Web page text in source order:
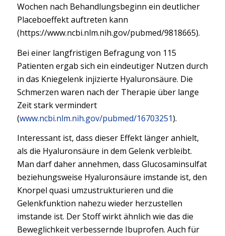
Wochen nach Behandlungsbeginn ein deutlicher
Placeboeffekt auftreten kann
(https://www.ncbi.nlm.nih.gov/pubmed/9818665).
Bei einer langfristigen Befragung von 115
Patienten ergab sich ein eindeutiger Nutzen durch
in das Kniegelenk injizierte Hyaluronsäure. Die
Schmerzen waren nach der Therapie über lange
Zeit stark vermindert
(www.ncbi.nlm.nih.gov/pubmed/16703251).
Interessant ist, dass dieser Effekt länger anhielt,
als die Hyaluronsäure in dem Gelenk verbleibt.
Man darf daher annehmen, dass Glucosaminsulfat
beziehungsweise Hyaluronsäure imstande ist, den
Knorpel quasi umzustrukturieren und die
Gelenkfunktion nahezu wieder herzustellen
imstande ist. Der Stoff wirkt ähnlich wie das die
Beweglichkeit verbessernde Ibuprofen. Auch für